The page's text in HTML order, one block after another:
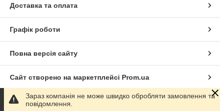
Доставка та оплата
Графік роботи
Повна версія сайту
Сайт створено на маркетплейсі Prom.ua
Політика конфіденційності
Зараз компанія не може швидко обробляти замовлення та
повідомлення.